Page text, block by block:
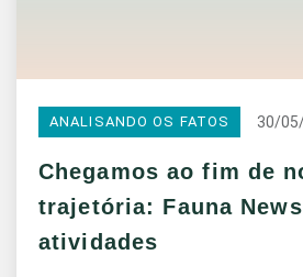
ANALISANDO OS FATOS 30/
Chegamos ao fim de
trajetória: Fauna
atividades